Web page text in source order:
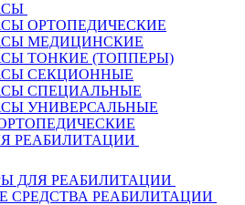
ОРТОПЕДИЧЕСКИЕ
МЕДИЦИНСКИЕ
ТОНКИЕ (ТОППЕРЫ)
СЕКЦИОННЫЕ
СПЕЦИАЛЬНЫЕ
УНИВЕРСАЛЬНЫЕ
РЕАБИЛИТАЦИИ
ДЛЯ РЕАБИЛИТАЦИИ
СРЕДСТВА РЕАБИЛИТАЦИИ